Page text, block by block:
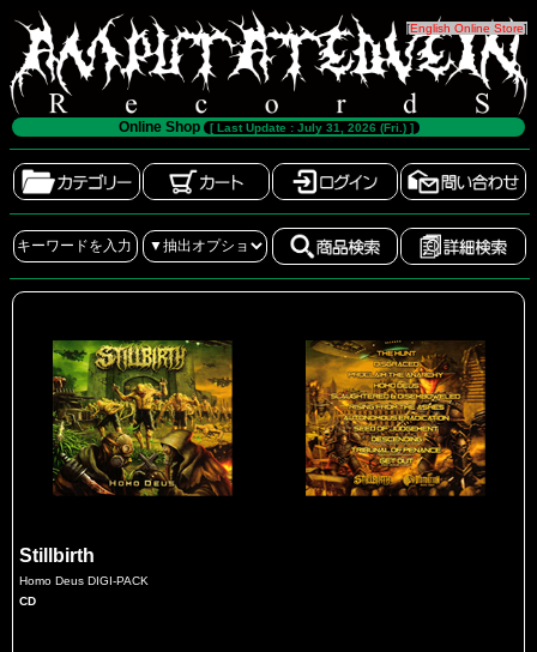
[English Online Store]
Online Shop [ Last Update : July 31, 2026 (Fri.) ]
Stillbirth
Homo Deus DIGI-PACK
CD